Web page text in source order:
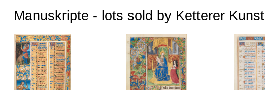
Manuskripte - lots sold by Ketterer Kunst